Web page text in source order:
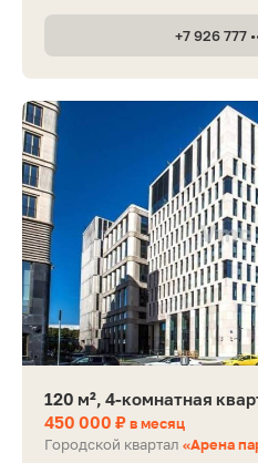
+7 926 777
120 м², 4-комнатная
450 000 ₽в месяц
Городской квартал «Арена